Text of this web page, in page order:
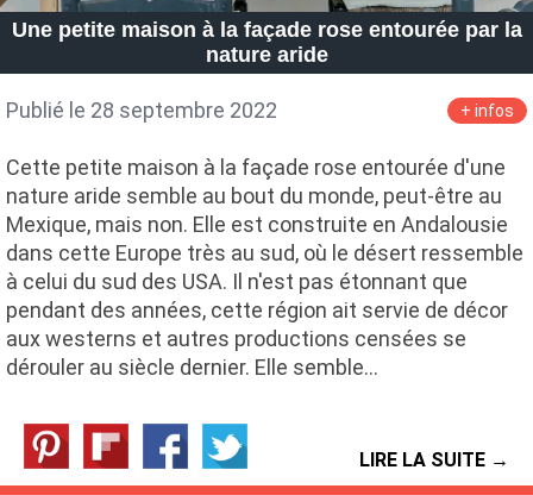
Une petite maison à la façade rose entourée par la
nature aride
Publié le 28 septembre 2022 + infos
Cette petite maison à la façade rose entourée d'une
nature aride semble au bout du monde, peut-être au
Mexique, mais non. Elle est construite en Andalousie
dans cette Europe très au sud, où le désert ressemble
à celui du sud des USA. Il n'est pas étonnant que
pendant des années, cette région ait servie de décor
aux westerns et autres productions censées se
dérouler au siècle dernier. Elle semble…
LIRE LA SUITE →